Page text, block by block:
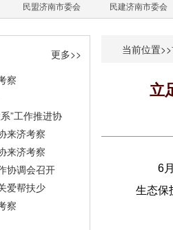
民盟济南市委会 民建济南市委会
更多>>
察
”工作推进协
来济考察
来济考察
协调会召开
爱帮扶少
察
当前位置>>
立
6
生态保